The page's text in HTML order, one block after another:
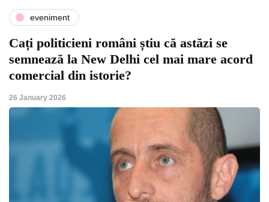
eveniment
Cați politicieni români știu că astăzi se
semnează la New Delhi cel mai mare acord
comercial din istorie?
26 January 2026